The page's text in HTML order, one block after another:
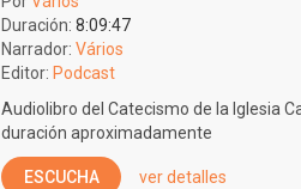
Duración: 8:09:47
Narrador: Vários
Editor: Podcast
Audiolibro del Catecismo de la Iglesia
duración aproximadamente
ESCUCHA ver detalles